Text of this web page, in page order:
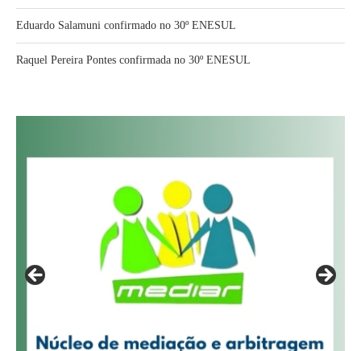
Eduardo Salamuni confirmado no 30º ENESUL
Raquel Pereira Pontes confirmada no 30º ENESUL